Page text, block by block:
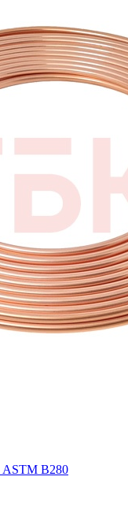
ASTM B280